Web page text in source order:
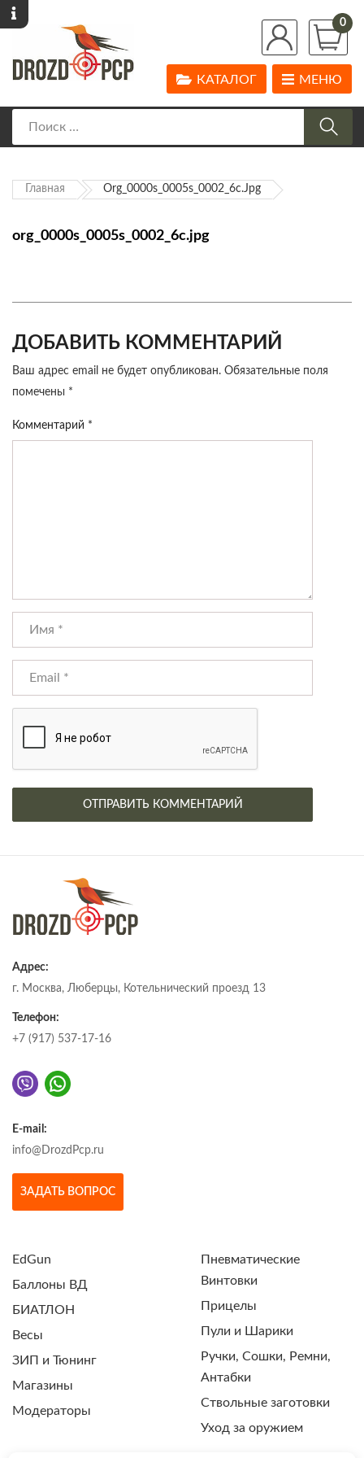
0
МЕНЮ
КАТАЛОГ
Главная Org_0000s_0005s_0002_6c.jpg
org_0000s_0005s_0002_6c.jpg
ДОБАВИТЬ КОММЕНТАРИЙ
Ваш адрес email не будет опубликован. Обязательные поля
помечены *
Комментарий *
Адрес:
г. Москва, Люберцы, Котельнический проезд 13
Телефон:
+7 (917) 537-17-16
E-mail:
info@DrozdPcp.ru
ЗАДАТЬ ВОПРОС
EdGun
Баллоны ВД
БИАТЛОН
Весы
ЗИП и Тюнинг
Магазины
Модераторы
Пневматические
Винтовки
Прицелы
Пули и Шарики
Ручки, Сошки, Ремни,
Антабки
Ствольные заготовки
Уход за оружием